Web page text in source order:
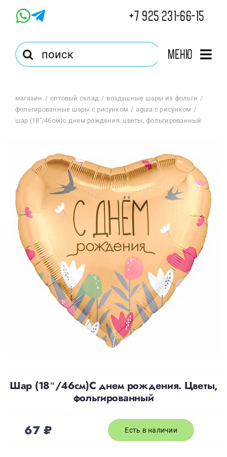
+7 925 231-66-15
Результат
поиска:
Меню
Магазин
Оптовый Магазин
Корзина
Избранное
Доставка
О нас
Политика конфиденциальности
магазин оптовый склад
воздушные шары из фольги
фольгированные шары с рисунком
agura с рисунком
шар (18″/46см)с днем рождения. цветы, фольгированный
Шар (18″/46см)С днем рождения. Цветы,
фольгированный
67₽ Есть в наличии